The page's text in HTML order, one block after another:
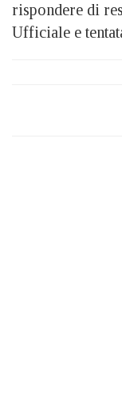
rispondere di
Ufficiale e